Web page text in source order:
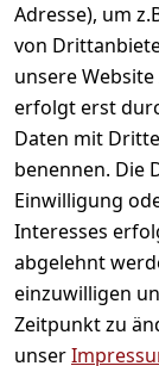
Adresse), um
von
unsere
erfolgt erst
Daten mit
benennen. Die
Einwilligung
Interesses
abgelehnt
einzuwilligen
Zeitpunkt zu
unser
Mein Konto
Vertrag